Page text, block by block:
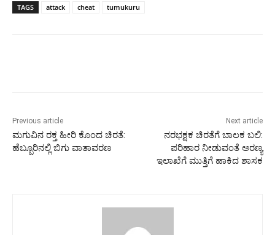
TAGS attack cheat tumukuru
Previous article
ಮಗುವಿನ ರಕ್ತ ಹೀರಿ ಕೊಂದ ಚಿರತೆ:
ಹೆಬ್ಬೂರಿನಲ್ಲಿ ಬಿಗು ವಾತಾವರಣ
Next article
ನರಭಕ್ಷಕ ಚಿರತೆಗೆ ಬಾಲಕ ಬಲಿ:
ಪರಿಹಾರ ನೀಡುವಂತೆ ಅರಣ್ಯ
ಇಲಾಖೆಗೆ ಮುತ್ತಿಗೆ ಹಾಕಿದ ಶಾಸಕ